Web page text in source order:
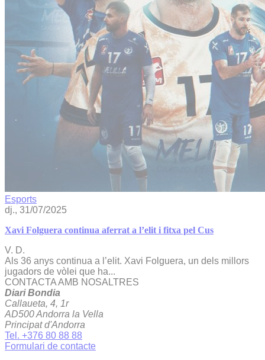
Esports
dj., 31/07/2025
Xavi Folguera continua aferrat a l’elit i fitxa pel Cus
V. D.
Als 36 anys continua a l’elit. Xavi Folguera, un dels millors
jugadors de vòlei que ha...
CONTACTA AMB NOSALTRES
Diari Bondia
Callaueta, 4, 1r
AD500 Andorra la Vella
Principat d'Andorra
Tel. +376 80 88 88
Formulari de contacte